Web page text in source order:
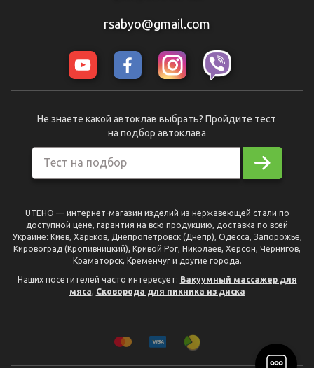
rsabyo@gmail.com
Тест на подбор
Не знаете какой автоклав выбрать? Пройдите тест
на подбор автоклава
UTEHO — интернет-магазин изделий из нержавеющей стали по
доступной цене, гарантия на всю продукцию, доставка по всей
Украине: Киев, Харьков, Днепропетровск (Днепр), Одесса, Запорожье,
Кировоград (Кропивницкий), Кривой Рог, Николаев, Херсон, Чернигов,
Краматорск, Кременчуг и другие города.
Наших посетителей часто интересует: Вакуумный массажер для
мяса, Сковорода для пикника из диска